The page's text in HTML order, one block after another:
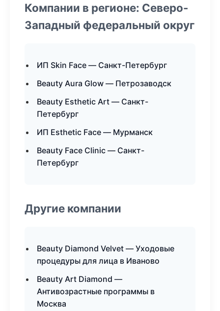
Компании в регионе: Северо-
Западный федеральный округ
ИП Skin Face — Санкт-Петербург
Beauty Aura Glow — Петрозаводск
Beauty Esthetic Art — Санкт-
Петербург
ИП Esthetic Face — Мурманск
Beauty Face Clinic — Санкт-
Петербург
Другие компании
Beauty Diamond Velvet — Уходовые
процедуры для лица в Иваново
Beauty Art Diamond —
Антивозрастные программы в
Москва